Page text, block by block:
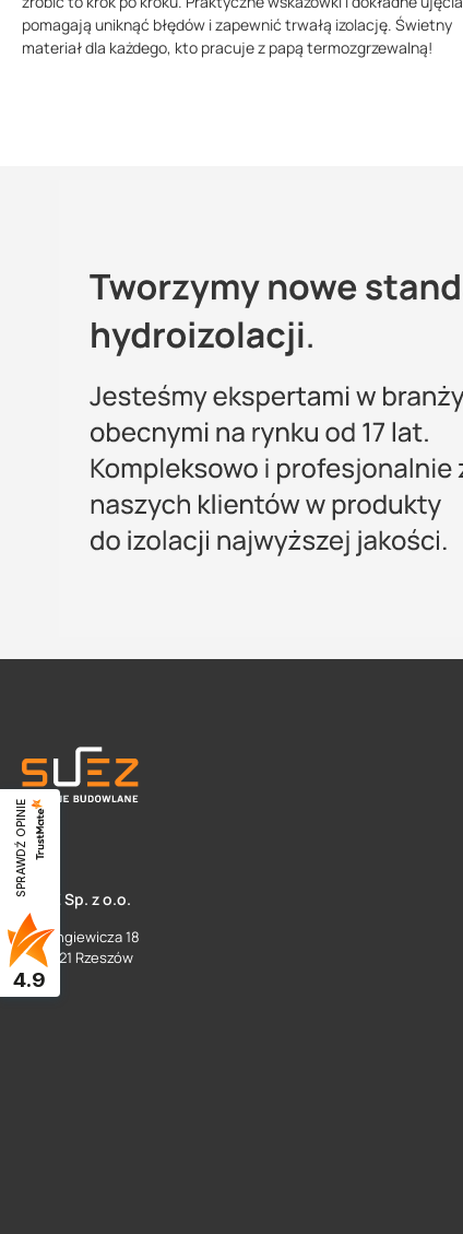
pomagają uniknąć błędów i zapewnić trwałą izolację. Świetny
materiał dla każdego, kto pracuje z papą termozgrzewalną!
SUEZ Sp. z o.o.
ul. Langiewicza 18
35 - 021 Rzeszów
SPRAWDŹ OPINIE
4.9